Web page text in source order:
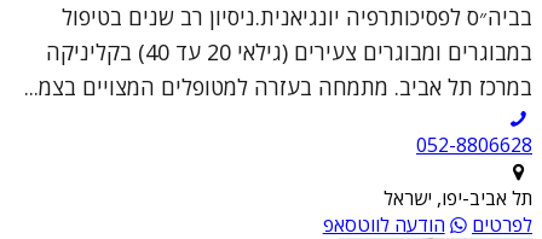
בביה״ס לפסיכותרפיה יונגיאנית.ניסיון רב שנים בטיפול
במבוגרים ומבוגרים צעירים (גילאי 20 עד 40) בקליניקה
במרכז תל אביב. מתמחה בעזרה למטופלים המצויים בצמ...
052-8806628
תל אביב-יפו, ישראל
לפרטים
הודעה לווטסאפ